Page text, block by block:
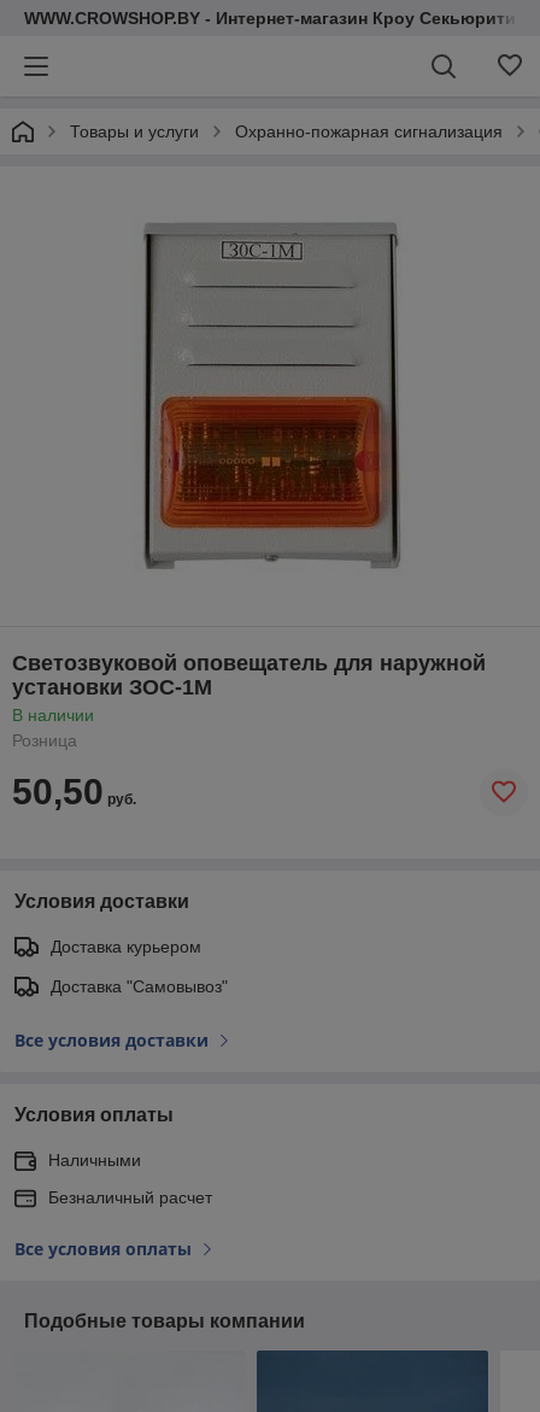
WWW.CROWSHOP.BY - Интернет-магазин Кроу Секьюрити
Товары и услуги Охранно-пожарная сигнализация
Светозвуковой оповещатель для наружной
установки ЗОС-1М
В наличии
Розница
50,50 руб.
Условия доставки
Доставка курьером
Доставка "Самовывоз"
Все условия доставки
Условия оплаты
Наличными
Безналичный расчет
Все условия оплаты
Подобные товары компании